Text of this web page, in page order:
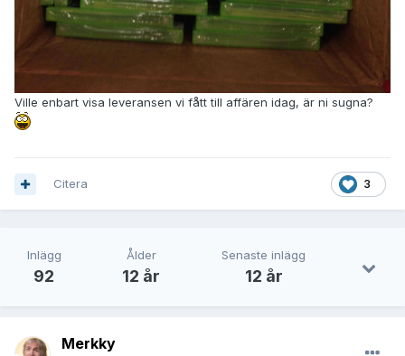
Ville enbart visa leveransen vi fått till affären idag, är ni sugna?
3
Citera
Inlägg
92
Ålder
12 år
Senaste inlägg
12 år
Merkky